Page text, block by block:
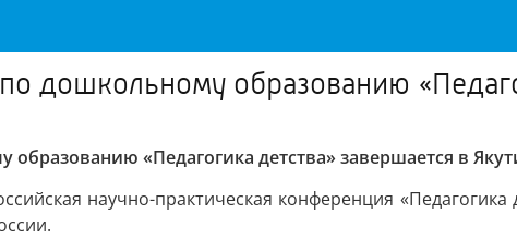
дошкольному образованию
«Педагогика детства» завершается в
научно-практическая конференция